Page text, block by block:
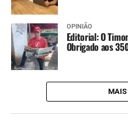
OPINIÃO
Editorial: O
Obrigado aos
MAIS